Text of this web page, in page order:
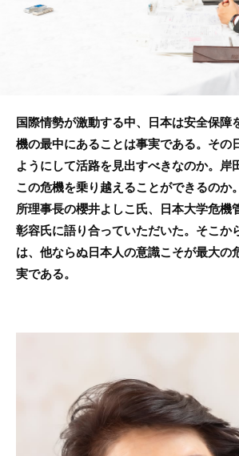
国際情勢が激動する中、日本は安全保障
機の最中にあることは事実である。その
ようにして活路を見出すべきなのか。岸
この危機を乗り越えることができるのか
所理事長の櫻井よしこ氏、日本大学危機
彰容氏に語り合っていただいた。そこか
は、他ならぬ日本人の意識こそが最大の
実である。